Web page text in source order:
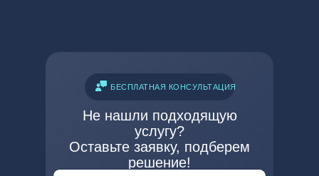
заявления и документов
участникам процесса
Отправка
документов в суд
Не нашли подходящую
услугу?
Оставьте заявку, подберем
решение!
БЕСПЛАТНАЯ КОНСУЛЬТАЦИЯ